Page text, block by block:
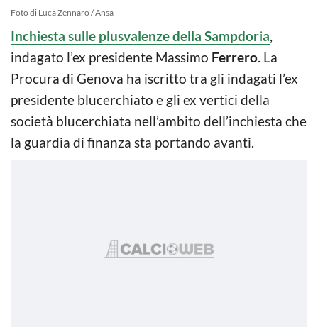
Foto di Luca Zennaro / Ansa
Inchiesta sulle plusvalenze della Sampdoria,
indagato l’ex presidente Massimo Ferrero. La
Procura di Genova ha iscritto tra gli indagati l’ex
presidente blucerchiato e gli ex vertici della
società blucerchiata nell’ambito dell’inchiesta che
la guardia di finanza sta portando avanti.